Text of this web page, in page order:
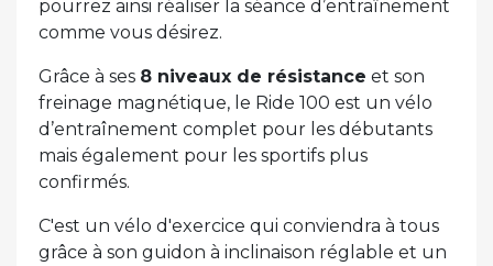
pourrez ainsi réaliser la séance d’entraînement
comme vous désirez.
Grâce à ses 8 niveaux de résistance et son
freinage magnétique, le Ride 100 est un vélo
d’entraînement complet pour les débutants
mais également pour les sportifs plus
confirmés.
C'est un vélo d'exercice qui conviendra à tous
grâce à son guidon à inclinaison réglable et un